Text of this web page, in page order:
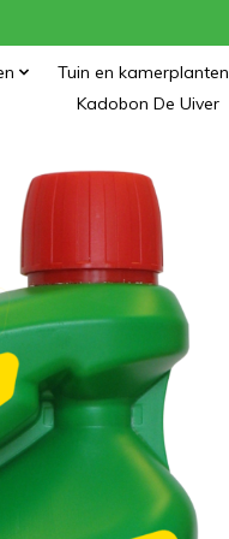
Tuin en kamerplanten
Kadobon De Uiver